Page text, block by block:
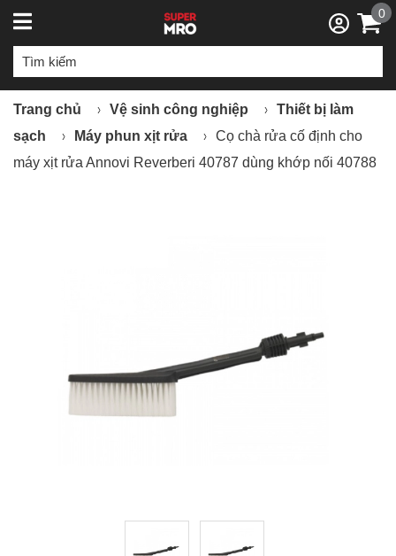
0
Trang chủ Vệ sinh công nghiệp
Thiết bị làm
sạch
Máy phun xịt rửa
Cọ chà rửa cố định cho
máy xịt rửa Annovi Reverberi 40787 dùng khớp nối 40788